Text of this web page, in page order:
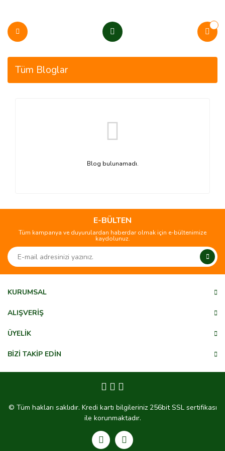
Tüm Bloglar
Blog bulunamadı.
E-BÜLTEN
Tüm kampanya ve duyurulardan haberdar olmak için e-bültenimize
kaydolunuz.
KURUMSAL
ALIŞVERİŞ
ÜYELİK
BİZİ TAKİP EDİN
© Tüm hakları saklıdır. Kredi kartı bilgileriniz 256bit SSL sertifikası
ile korunmaktadır.